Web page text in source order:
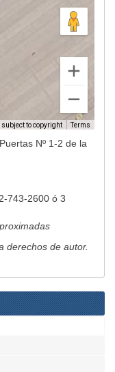
subject to copyright Terms
Nº 1-2 de la
743-2600 ó 3
derechos de autor.